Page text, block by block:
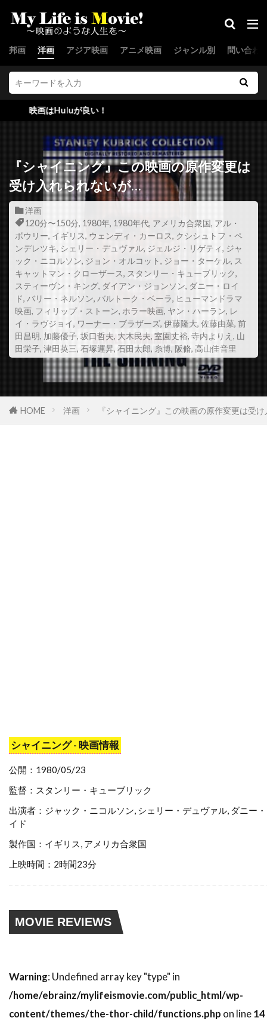
邦画 洋画 アジア映画 アニメ映画 ジャンル別 問い合わ
ジョー・スピネル
ジョー・セネカ
ジョー・ターケル
ジョー・パントリアーノ
ジョー・ピトカ
ジョー・フラハティ
ジョー・プロスペロ
ジョー・ペシ
ジョー・マンガニエロ
ジョー・ユーラ
ジョー・ランフト
ジョー・ロー・トルグリオ
ジリアン・ハンナ
ジル・バローニ
ジーナ・マッキー
スウェーデン
スカイダンス・プロダクションズ
スカンヤー・ウォンサターバット
スカーレット・ヨハンソン
スキップ・ウッズ
スキャットマン・クローザース
スクエア・ペグ
スコット・Z・バーンズ
スコット・アレクサンダー
スコット・グレン
スコット・コルク
スコット・シェパード
スコット・シルヴァー
スコット・ジョプリン
スコット・トーマス
スコット・ノイスタッター
スコット・バクラ
スコット・バドニック
スチュアート・ドライバーグ
スチュアート・ベッサー
スチュワート・コープランド
スティーブン・ゴールドステイン
スティーブン・シャイラー
スティーブン・スピルバーグ
スティーブン・フォード
スティーブン・マクハーティ
スティーブ・クロッパー
スティーブ・ビズリー
スティーブ・マックイーン
Huluが良い！
『シャイニング』この映画の原作変更は
受け入れられないが…
洋画
120分〜150分, 1980年, 1980年代, アメリカ合衆国, アル・
ボウリー, イギリス, ウェンディ・カーロス, クシシュトフ・ペ
ンデレツキ, シェリー・デュヴァル, ジェルジ・リゲティ, ジャ
ック・ニコルソン, ジョン・オルコット, ジョー・ターケル, ス
キャットマン・クローザース, スタンリー・キューブリック,
スティーヴン・キング, ダイアン・ジョンソン, ダニー・ロイ
ド, バリー・ネルソン, バルトーク・ベーラ, ヒューマンドラマ
映画, フィリップ・ストーン, ホラー映画, ヤン・ハーラン, レ
イ・ラヴジョイ, ワーナー・ブラザーズ, 伊藤隆大, 佐藤由菜, 前
田昌明, 加藤優子, 坂口哲夫, 大木民夫, 室園丈裕, 寺内よりえ , 山
田栄子, 津田英三, 石塚運昇, 石田太郎, 糸博, 阪脩, 高山佳音里
HOME 洋画 『シャイニング』この映画の原作変更は受
シャイニング - 映画情報
公開：1980/05/23
監督：スタンリー・キューブリック
出演者：ジャック・ニコルソン, シェリー・デュヴァル, ダニー
イド
製作国：イギリス, アメリカ合衆国
上映時間：2時間23分
MOVIE REVIEWS
Warning: Undefined array key "type" in
/home/ebrainz/mylifeismovie.com/public_html/wp-
content/themes/the-thor-child/functions.php on line14